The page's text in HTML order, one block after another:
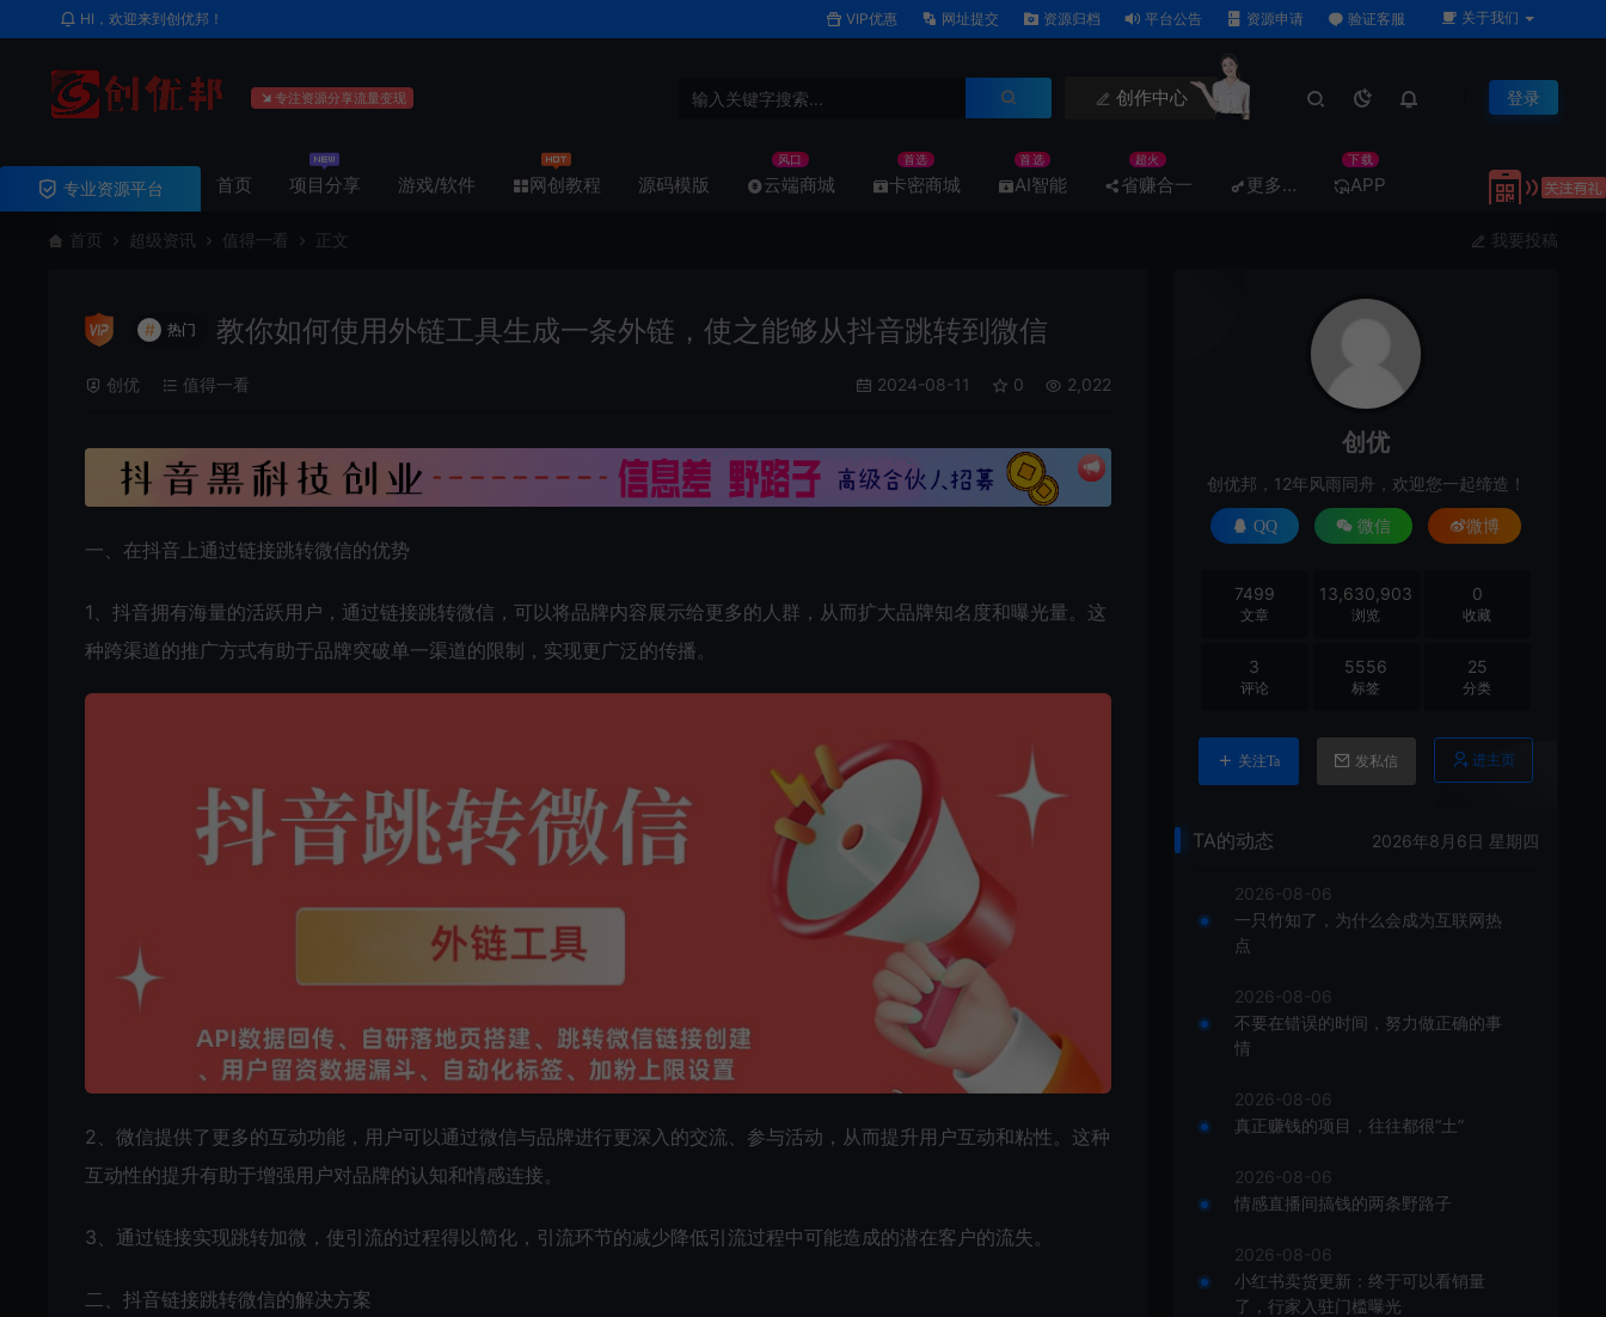
HI，欢迎来到创优邦！ VIP优惠 网址提交 资源归档 平台公告 资源申请 验证客服 关于我们
专注资源分享流量变现 创作中心 登录
专业资源平台 首页 项目分享 游戏/软件 网创教程 源码模版 云端商城
风口
卡密商城
首选
AI智能
首选
省赚合一
超火
更多… APP
下载
首页 超级资讯 值得一看 正文 我要投稿
# 热门 教你如何使用外链工具生成一条外链，使之能够从抖音跳转到微信
创优 值得一看 2024-08-11 0 2,022
​一、在抖音上通过链接跳转微信的优势
1、抖音拥有海量的活跃用户，通过链接跳转微信，可以将品牌内容展示给更多的人群，从而扩大品牌知名度和曝光量。这
种跨渠道的推广方式有助于品牌突破单一渠道的限制，实现更广泛的传播。
2、微信提供了更多的互动功能，用户可以通过微信与品牌进行更深入的交流、参与活动，从而提升用户互动和粘性。这种
互动性的提升有助于增强用户对品牌的认知和情感连接。
3、通过链接实现跳转加微，使引流的过程得以简化，引流环节的减少降低引流过程中可能造成的潜在客户的流失。
二、抖音链接跳转微信的解决方案
创优
创优邦，12年风雨同舟，欢迎您一起缔造！
QQ 微信 微博
7499
文章
13,630,903
浏览
0
收藏
3
评论
5556
标签
25
分类
关注Ta 发私信 进主页
TA的动态 2026年8月6日 星期四
2026-08-06
一只竹知了，为什么会成为互联网热
点
2026-08-06
不要在错误的时间，努力做正确的事
情
2026-08-06
真正赚钱的项目，往往都很“土”
2026-08-06
情感直播间搞钱的两条野路子
2026-08-06
小红书卖货更新：终于可以看销量
了，行家入驻门槛曝光